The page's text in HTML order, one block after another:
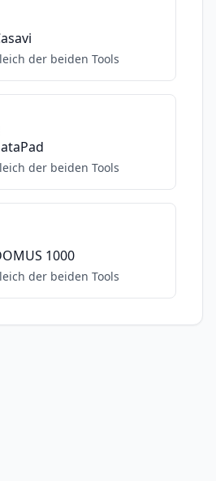
der beiden Tools
der beiden Tools
1000
der beiden Tools